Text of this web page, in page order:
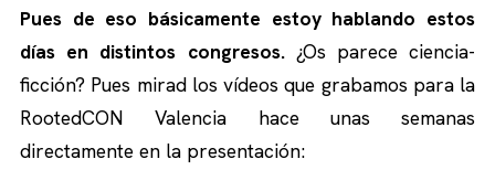
Pues de eso básicamente estoy hablando estos
días en distintos congresos.¿Os parece ciencia-
ficción? Pues mirad los vídeos que grabamos para la
RootedCON Valencia hace unas semanas
directamente en la presentación: